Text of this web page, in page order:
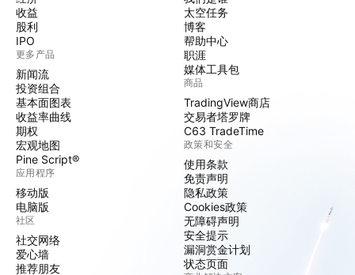
收益
股利
IPO
更多产品
新闻流
投资组合
基本面图表
收益率曲线
期权
宏观地图
Pine Script®
应用程序
移动版
电脑版
社区
社交网络
爱心墙
推荐朋友
太空任务
博客
帮助中心
职涯
媒体工具包
商品
TradingView商店
交易者塔罗牌
C63 TradeTime
政策和安全
使用条款
免责声明
隐私政策
Cookies政策
无障碍声明
安全提示
漏洞赏金计划
状态页面